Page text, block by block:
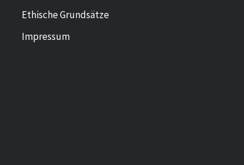
Ethische Grundsätze
Impressum